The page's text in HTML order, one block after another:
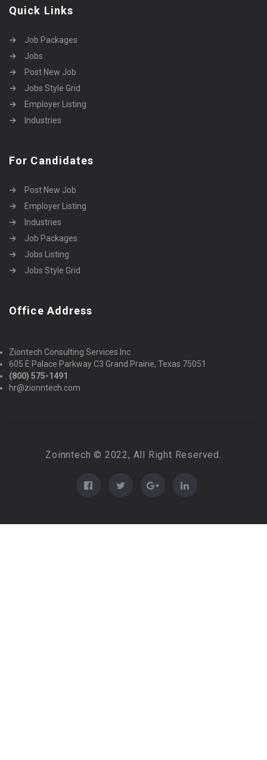
Quick Links
Job Packages
Jobs
Post New Job
Jobs Style Grid
Employer Listing
Industries
For Candidates
Post New Job
Employer Listing
Industries
Job Packages
Jobs Listing
Jobs Style Grid
Office Address
Ziontech Consulting Services Inc
605 E Palace Parkway C3 Grand Prairie, Texas 75051
(800) 575-1491
hr@zionntech.com
Zoinntech © 2022, All Right Reserved.